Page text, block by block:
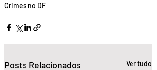
Crimes no DF
Posts Relacionados Ver tudo